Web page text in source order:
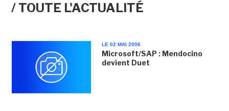
/ TOUTE L'ACTUALITÉ
LE 02 MAI 2006
Microsoft/SAP : Mendocino
devient Duet